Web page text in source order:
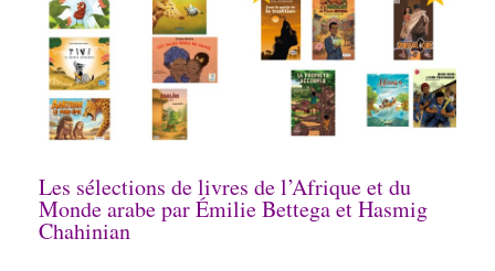
Les sélections de livres de l’Afrique et du
Monde arabe par Émilie Bettega et Hasmig
Chahinian